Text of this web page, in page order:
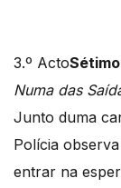
3.º Acto
Numa das
Junto duma
Polícia
entrar na